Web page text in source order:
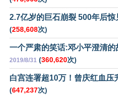
2.7亿岁的巨石崩裂 500年后惊
(258,608次)
一个严肃的笑话:邓小平澄清
2019/8/31 (360,620次)
白宫连署超10万！曾庆红血压
(647,237次)